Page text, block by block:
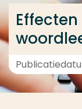
Opleiding
Contact